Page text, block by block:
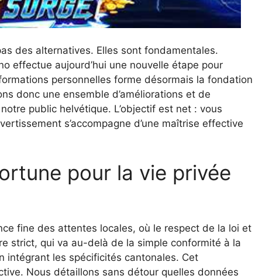
des alternatives. Elles sont fondamentales.
effectue aujourd’hui une nouvelle étape pour
personnelles forme désormais la fondation
donc une ensemble d’améliorations et de
public helvétique. L’objectif est net : vous
s’accompagne d’une maîtrise effective
pour la vie privée
fine des attentes locales, où le respect de la loi et
strict, qui va au-delà de la simple conformité à la
intégrant les spécificités cantonales. Cet
Nous détaillons sans détour quelles données